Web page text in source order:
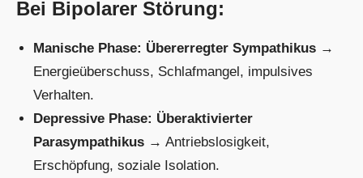
Bei Bipolarer Störung:
Manische Phase: Übererregter Sympathikus →
Energieüberschuss, Schlafmangel, impulsives
Verhalten.
Depressive Phase: Überaktivierter
Parasympathikus → Antriebslosigkeit,
Erschöpfung, soziale Isolation.